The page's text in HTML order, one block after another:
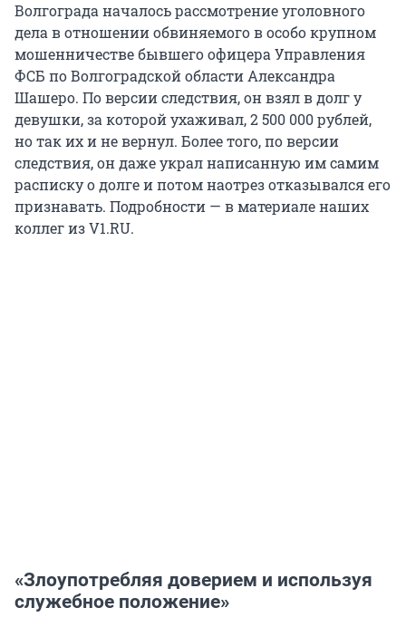
Волгограда началось рассмотрение уголовного
дела в отношении обвиняемого в особо крупном
мошенничестве бывшего офицера Управления
ФСБ по Волгоградской области Александра
Шашеро. По версии следствия, он взял в долг у
девушки, за которой ухаживал, 2 500 000 рублей,
но так их и не вернул. Более того, по версии
следствия, он даже украл написанную им самим
расписку о долге и потом наотрез отказывался его
признавать. Подробности — в материале наших
коллег из V1.RU.
«Злоупотребляя доверием и используя
служебное положение»